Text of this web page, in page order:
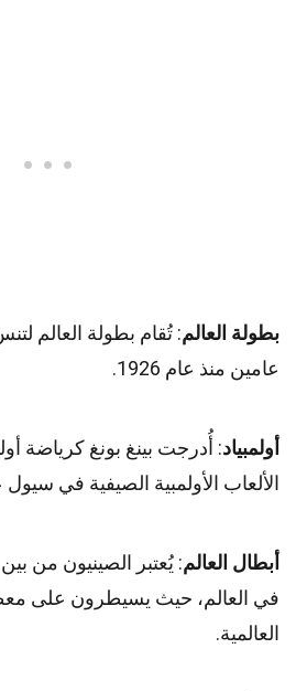
بطولة العالم: تُقام بطولة العالم
عامين منذ عام 1926.
أولمبياد: أُدرجت بينغ بونغ كرياضة
الألعاب الأولمبية الصيفية في سيول عام
أبطال العالم: يُعتبر الصينيون من
في العالم، حيث يسيطرون على
العالمية.